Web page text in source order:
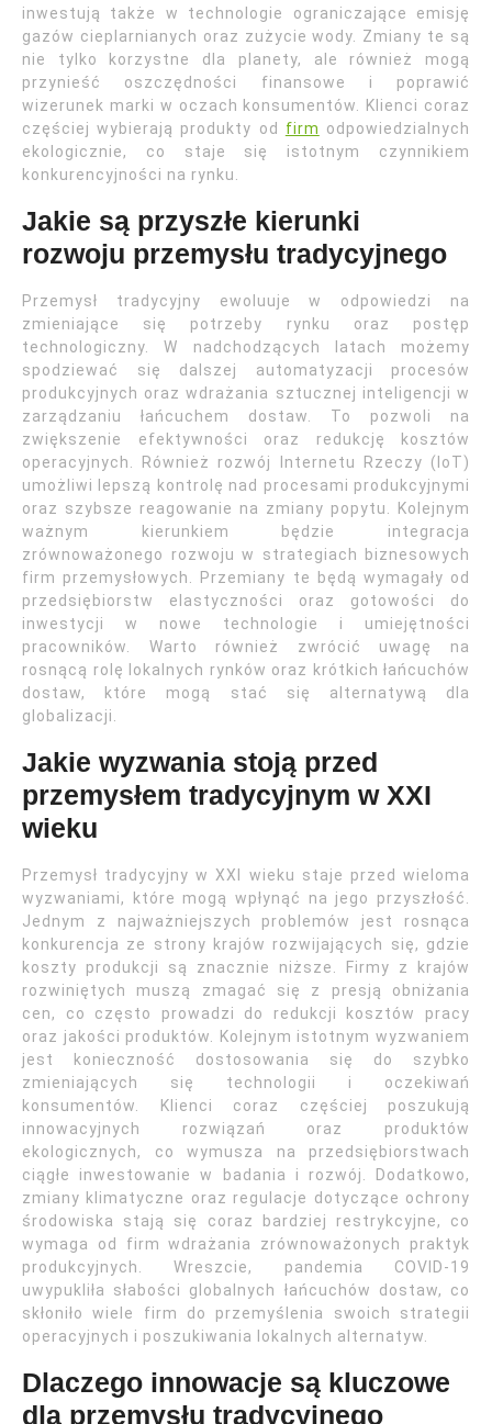
inwestują także w technologie ograniczające emisję
gazów cieplarnianych oraz zużycie wody. Zmiany te są
nie tylko korzystne dla planety, ale również mogą
przynieść oszczędności finansowe i poprawić
wizerunek marki w oczach konsumentów. Klienci coraz
częściej wybierają produkty od firm odpowiedzialnych
ekologicznie, co staje się istotnym czynnikiem
konkurencyjności na rynku.
Jakie są przyszłe kierunki
rozwoju przemysłu tradycyjnego
Przemysł tradycyjny ewoluuje w odpowiedzi na
zmieniające się potrzeby rynku oraz postęp
technologiczny. W nadchodzących latach możemy
spodziewać się dalszej automatyzacji procesów
produkcyjnych oraz wdrażania sztucznej inteligencji w
zarządzaniu łańcuchem dostaw. To pozwoli na
zwiększenie efektywności oraz redukcję kosztów
operacyjnych. Również rozwój Internetu Rzeczy (IoT)
umożliwi lepszą kontrolę nad procesami produkcyjnymi
oraz szybsze reagowanie na zmiany popytu. Kolejnym
ważnym kierunkiem będzie integracja
zrównoważonego rozwoju w strategiach biznesowych
firm przemysłowych. Przemiany te będą wymagały od
przedsiębiorstw elastyczności oraz gotowości do
inwestycji w nowe technologie i umiejętności
pracowników. Warto również zwrócić uwagę na
rosnącą rolę lokalnych rynków oraz krótkich łańcuchów
dostaw, które mogą stać się alternatywą dla
globalizacji.
Jakie wyzwania stoją przed
przemysłem tradycyjnym w XXI
wieku
Przemysł tradycyjny w XXI wieku staje przed wieloma
wyzwaniami, które mogą wpłynąć na jego przyszłość.
Jednym z najważniejszych problemów jest rosnąca
konkurencja ze strony krajów rozwijających się, gdzie
koszty produkcji są znacznie niższe. Firmy z krajów
rozwiniętych muszą zmagać się z presją obniżania
cen, co często prowadzi do redukcji kosztów pracy
oraz jakości produktów. Kolejnym istotnym wyzwaniem
jest konieczność dostosowania się do szybko
zmieniających się technologii i oczekiwań
konsumentów. Klienci coraz częściej poszukują
innowacyjnych rozwiązań oraz produktów
ekologicznych, co wymusza na przedsiębiorstwach
ciągłe inwestowanie w badania i rozwój. Dodatkowo,
zmiany klimatyczne oraz regulacje dotyczące ochrony
środowiska stają się coraz bardziej restrykcyjne, co
wymaga od firm wdrażania zrównoważonych praktyk
produkcyjnych. Wreszcie, pandemia COVID-19
uwypukliła słabości globalnych łańcuchów dostaw, co
skłoniło wiele firm do przemyślenia swoich strategii
operacyjnych i poszukiwania lokalnych alternatyw.
Dlaczego innowacje są kluczowe
dla przemysłu tradycyjnego